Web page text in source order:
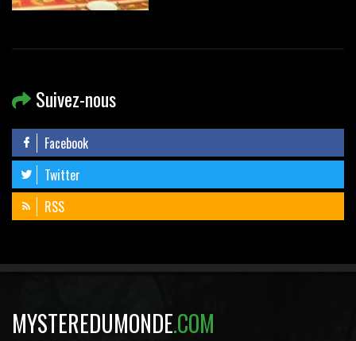
Suivez-nous
Facebook
Twitter
RSS
MYSTEREDUMONDE.COM